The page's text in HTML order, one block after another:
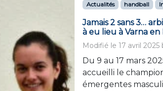
Actualités handball
Jamais 2 sans 3…
à eu lieu à Varna
Modifié le 17 avril 2025
Du 9 au 17 mars
accueilli le
émergentes